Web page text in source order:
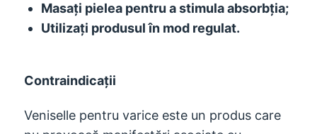
Masați pielea pentru a stimula absorbția;
Utilizați produsul în mod regulat.
Contraindicații
Veniselle pentru varice este un produs care